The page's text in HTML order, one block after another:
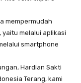
mempermudah
melalui aplikasi
smartphone
Hardian Sakti
Terang, kami